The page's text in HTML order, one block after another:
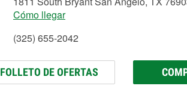
Cómo llegar
(325) 655-2042
FOLLETO DE OFERTAS